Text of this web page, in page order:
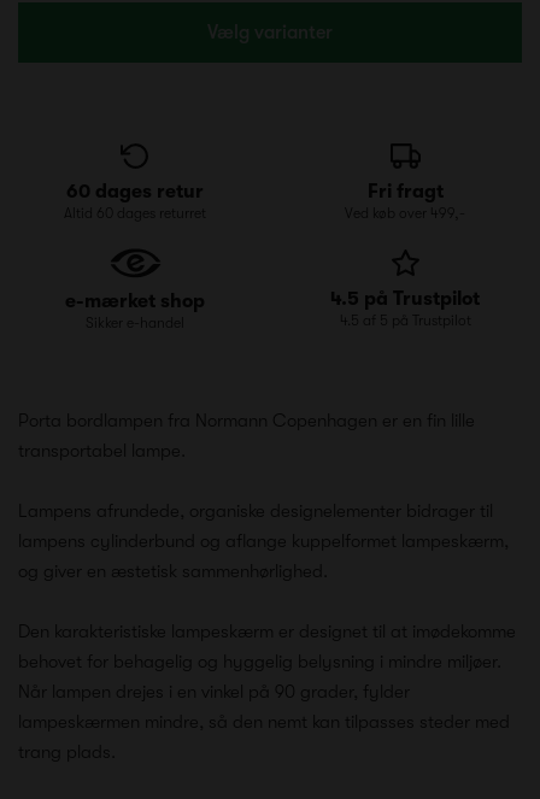
Vælg varianter
60 dages retur
Altid 60 dages returret
Fri fragt
Ved køb over 499,-
e-mærket shop
Sikker e-handel
4.5 på Trustpilot
4.5 af 5 på Trustpilot
Porta bordlampen fra Normann Copenhagen er en fin lille
transportabel lampe.
Lampens afrundede, organiske designelementer bidrager til
lampens cylinderbund og aflange kuppelformet lampeskærm,
og giver en æstetisk sammenhørlighed.
Den karakteristiske lampeskærm er designet til at imødekomme
behovet for behagelig og hyggelig belysning i mindre miljøer.
Når lampen drejes i en vinkel på 90 grader, fylder
lampeskærmen mindre, så den nemt kan tilpasses steder med
trang plads.